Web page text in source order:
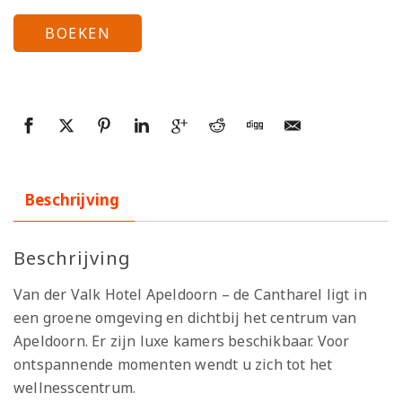
BOEKEN
Beschrijving
Beschrijving
Van der Valk Hotel Apeldoorn – de Cantharel ligt in
een groene omgeving en dichtbij het centrum van
Apeldoorn. Er zijn luxe kamers beschikbaar. Voor
ontspannende momenten wendt u zich tot het
wellnesscentrum.